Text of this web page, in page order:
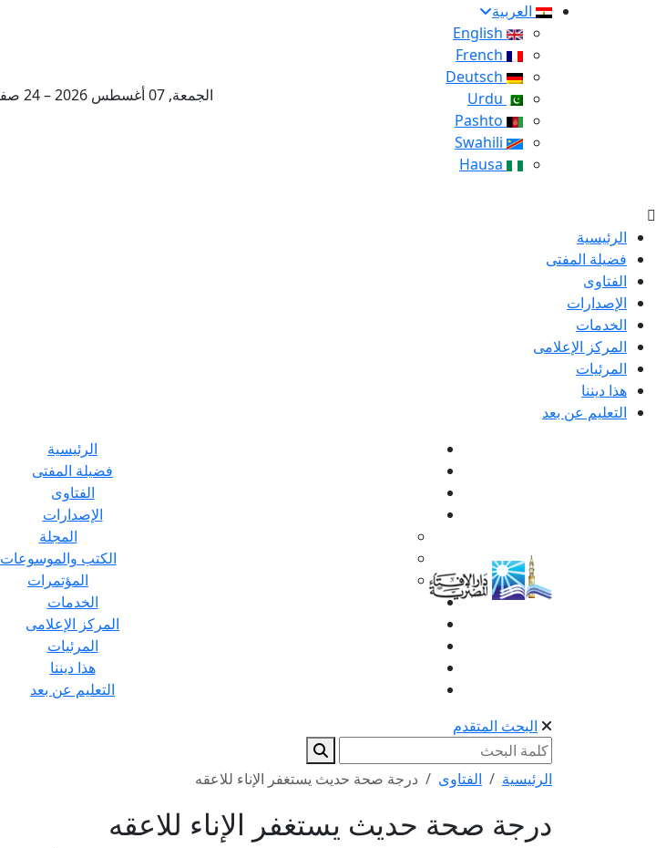
العربية
الجمعة, 07 أغسطس 2026 – 24 صفر 1448 هـ
الرئيسية
فضيلة المفتى
الفتاوى
الإصدارات
الخدمات
المركز الإعلامى
المرئيات
هذا ديننا
التعليم عن بعد
الرئيسية
فضيلة المفتى
الفتاوى
الإصدارات
المجلة
الكتب والموسوعات
المؤتمرات
الخدمات
المركز الإعلامى
المرئيات
هذا ديننا
التعليم عن بعد
البحث المتقدم
الرئيسية الفتاوى درجة صحة حديث يستغفر الإناء للاعقه
درجة صحة حديث يستغفر الإناء للاعقه